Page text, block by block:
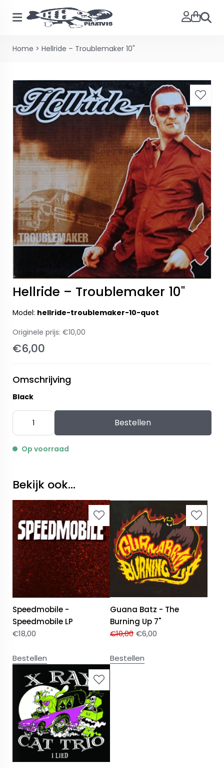
Home > Hellride – Troublemaker 10"
Hellride – Troublemaker 10"
Model: hellride-troublemaker-10-quot
Originele prijs: €10,00
€6,00
Omschrijving
Black
Bestellen
Op voorraad
Bekijk ook...
Speedmobile -
Speedmobile LP
€18,00
Bestellen
Guana Batz - The
Burning Up 7"
€10,00 €6,00
Bestellen